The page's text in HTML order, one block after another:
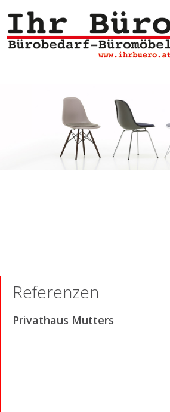
Referenzen
Privathaus Mutters